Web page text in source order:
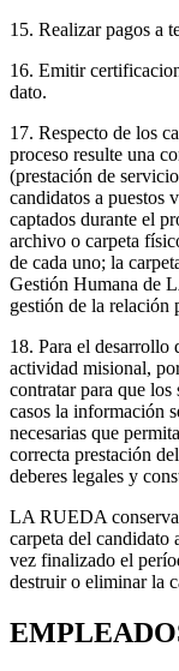
15. Realizar pagos a
16. Emitir
dato.
17. Respecto de los
proceso resulte una
(prestación de
candidatos a puestos
captados durante el
archivo o carpeta
de cada uno; la
Gestión Humana de
gestión de la relación
18. Para el desarrollo
actividad misional,
contratar para que los
casos la información
necesarias que
correcta prestación
deberes legales y
LA RUEDA
carpeta del candidato
vez finalizado el
destruir o eliminar la